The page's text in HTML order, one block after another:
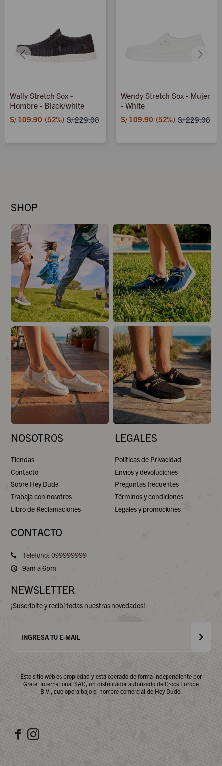
Wally Stretch Sox -
Hombre - Black/white
S/ 109.90 52 S/229.00
Wendy Stretch Sox - Mujer
- White
S/ 109.90 52 S/229.00
SHOP
NOSOTROS
Tiendas
Contacto
Sobre Hey Dude
Trabaja con nosotros
Libro de Reclamaciones
LEGALES
Políticas de Privacidad
Envíos y devoluciones
Preguntas frecuentes
Términos y condiciones
Legales y promociones
CONTACTO
Teléfono: 099999999
9am a 6pm
NEWSLETTER
¡Suscribite y recibí todas nuestras novedades!
 
Este sitio web es propiedad y está operado de forma independiente por
Gretel International SAC, un distribuidor autorizado de Crocs Europe
B.V., que opera bajo el nombre comercial de Hey Dude.